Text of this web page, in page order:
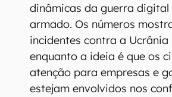
dinâmicas da guerra
armado. Os números
incidentes contra a
enquanto a ideia é que os
atenção para empresas e
estejam envolvidos nos